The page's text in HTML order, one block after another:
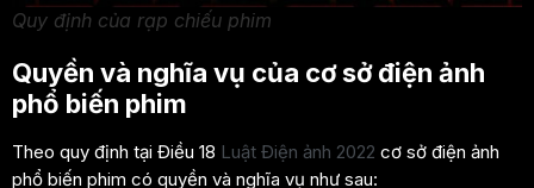
Quy định của rạp chiếu phim
Quyền và nghĩa vụ của cơ sở điện ảnh
phổ biến phim
Theo quy định tại Điều 18 Luật Điện ảnh 2022 cơ sở điện ảnh
phổ biến phim có quyền và nghĩa vụ như sau: